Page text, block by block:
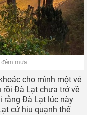
mưa
cho mình một vẻ
Đà Lạt chưa trở về
rằng Đà Lạt lúc này
cứ hiu quạnh thế